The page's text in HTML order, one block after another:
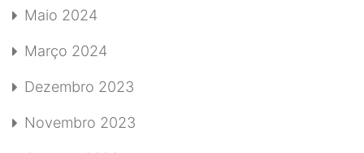
Maio 2024
Março 2024
Dezembro 2023
Novembro 2023